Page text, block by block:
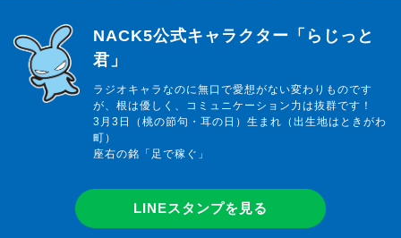
らじっと君
NACK5公式キャラクター「らじっと
君」
ラジオキャラなのに無口で愛想がない変わりものです
が、根は優しく、コミュニケーション力は抜群です！
3月3日（桃の節句・耳の日）生まれ（出生地はときがわ
町）
座右の銘「足で稼ぐ」
LINEスタンプを見る